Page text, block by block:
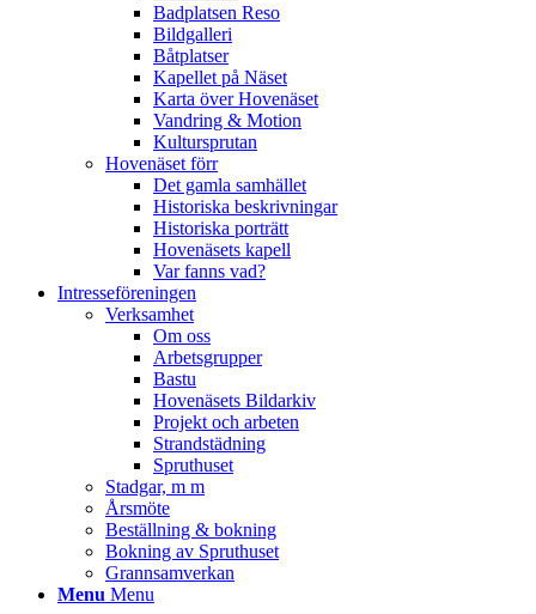
Badplatsen Reso
Bildgalleri
Båtplatser
Kapellet på Näset
Karta över Hovenäset
Vandring & Motion
Kultursprutan
Hovenäset förr
Det gamla samhället
Historiska beskrivningar
Historiska porträtt
Hovenäsets kapell
Var fanns vad?
Intresseföreningen
Verksamhet
Om oss
Arbetsgrupper
Bastu
Hovenäsets Bildarkiv
Projekt och arbeten
Strandstädning
Spruthuset
Stadgar, m m
Årsmöte
Beställning & bokning
Bokning av Spruthuset
Grannsamverkan
Menu Menu